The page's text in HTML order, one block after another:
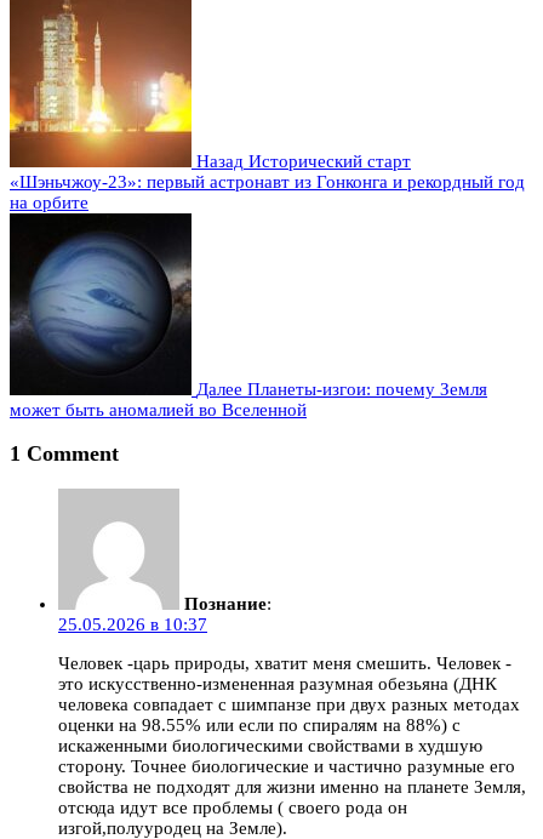
Назад Исторический старт
«Шэньчжоу-23»: первый астронавт из Гонконга и рекордный год
на орбите
Далее Планеты-изгои: почему Земля
может быть аномалией во Вселенной
1 Comment
Познание:
25.05.2026 в 10:37
Человек -царь природы, хватит меня смешить. Человек -
это искусственно-измененная разумная обезьяна (ДНК
человека совпадает с шимпанзе при двух разных методах
оценки на 98.55% или если по спиралям на 88%) с
искаженными биологическими свойствами в худшую
сторону. Точнее биологические и частично разумные его
свойства не подходят для жизни именно на планете Земля,
отсюда идут все проблемы ( своего рода он
изгой,полууродец на Земле).